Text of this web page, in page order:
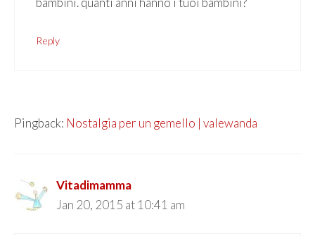
Reply
Pingback: Nostalgia per un gemello | valewanda
Vitadimamma
Jan 20, 2015 at 10:41 am